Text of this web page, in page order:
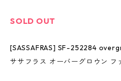
SOLD OUT
[SASSAFRAS] SF-252284
ササフラス オーバーグロウン フ